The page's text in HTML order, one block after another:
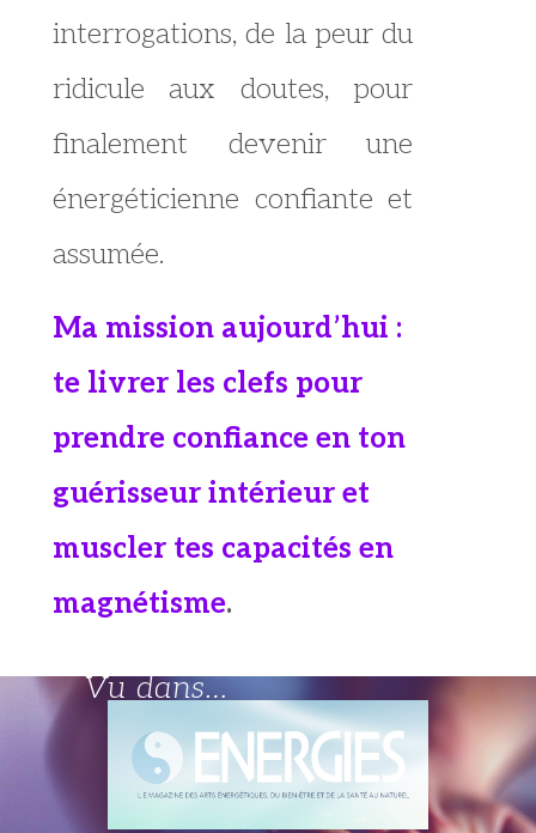
interrogations, de la peur du
ridicule aux doutes, pour
finalement devenir une
énergéticienne confiante et
assumée.
Ma mission aujourd’hui :
te livrer les clefs pour
prendre confiance en ton
guérisseur intérieur et
muscler tes capacités en
magnétisme.
Vu dans…